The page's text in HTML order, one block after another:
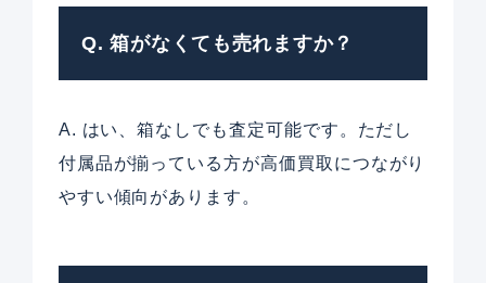
Q. 箱がなくても売れますか？
A. はい、箱なしでも査定可能です。ただし
付属品が揃っている方が高価買取につながり
やすい傾向があります。